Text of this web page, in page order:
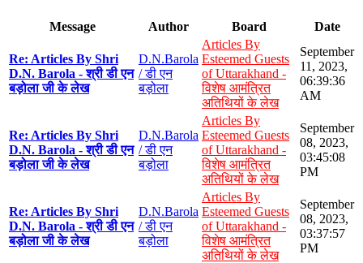
Message Author Board Date
Re: Articles By Shri
D.N. Barola - श्री डी एन
बड़ोला जी के लेख
D.N.Barola
/ डी एन
बड़ोला
Articles By
Esteemed Guests
of Uttarakhand -
विशेष आमंत्रित
अतिथियों के लेख
September
11, 2023,
06:39:36
AM
Re: Articles By Shri
D.N. Barola - श्री डी एन
बड़ोला जी के लेख
D.N.Barola
/ डी एन
बड़ोला
Articles By
Esteemed Guests
of Uttarakhand -
विशेष आमंत्रित
अतिथियों के लेख
September
08, 2023,
03:45:08
PM
Re: Articles By Shri
D.N. Barola - श्री डी एन
बड़ोला जी के लेख
D.N.Barola
/ डी एन
बड़ोला
Articles By
Esteemed Guests
of Uttarakhand -
विशेष आमंत्रित
अतिथियों के लेख
September
08, 2023,
03:37:57
PM